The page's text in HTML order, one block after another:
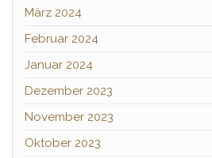
März 2024
Februar 2024
Januar 2024
Dezember 2023
November 2023
Oktober 2023